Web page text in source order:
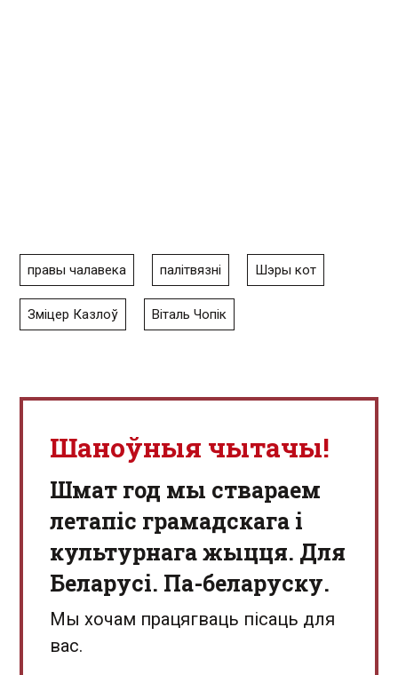
правы чалавека палітвязні Шэры кот
Зміцер Казлоў Віталь Чопік
Шаноўныя чытачы!
Шмат год мы ствараем
летапіс грамадскага і
культурнага жыцця. Для
Беларусі. Па-беларуску.
Мы хочам працягваць пісаць для
вас.